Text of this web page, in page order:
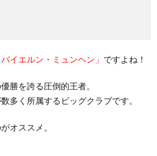
バイエルン・ミュンヘン」 ですよね！
勝を誇る圧倒的王者。
多く所属するビッグクラブです。
オススメ。